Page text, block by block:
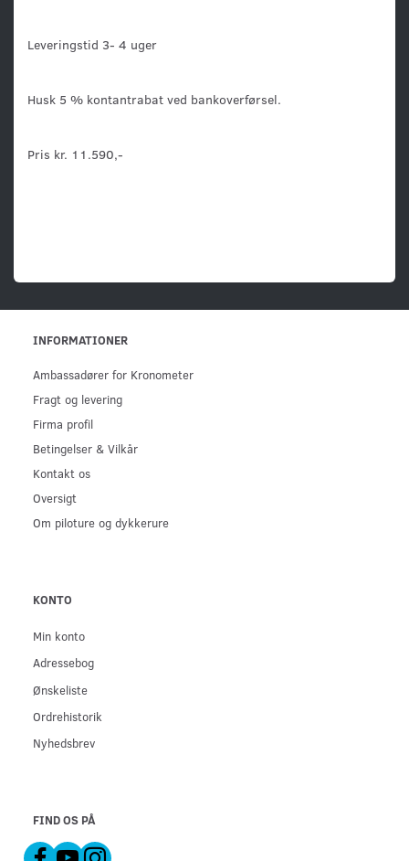
Leveringstid 3- 4 uger
Husk 5 % kontantrabat ved bankoverførsel.
Pris kr. 11.590,-
INFORMATIONER
Ambassadører for Kronometer
Fragt og levering
Firma profil
Betingelser & Vilkår
Kontakt os
Oversigt
Om piloture og dykkerure
KONTO
Min konto
Adressebog
Ønskeliste
Ordrehistorik
Nyhedsbrev
FIND OS PÅ